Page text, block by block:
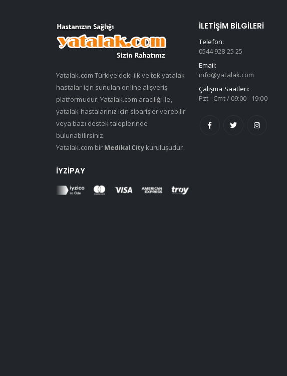
Yatalak.com Türkiye'deki ilk ve tek yatalak
hastalar için sunulan online alışveriş
platformudur. Yatalak.com aracılığı ile,
yatalak hastalarınız için siparişler verebilir
veya bazı destek taleplerinde
bulunabilirsiniz.
Yatalak.com bir MedikalCitykuruluşudur.
İYZIPAY
İLETIŞIM BILGILERI
Telefon:
0544 928 25 25
Email:
info@yatalak.com
Çalışma Saatleri:
Pzt - Cmt / 09:00 - 19:00